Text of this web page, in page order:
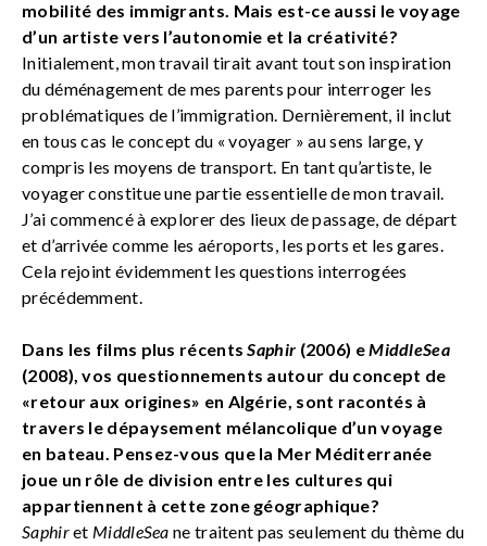
mobilité des immigrants. Mais est-ce aussi le voyage
d’un artiste vers l’autonomie et la créativité?
Initialement, mon travail tirait avant tout son inspiration
du déménagement de mes parents pour interroger les
problématiques de l’immigration. Dernièrement, il inclut
en tous cas le concept du « voyager » au sens large, y
compris les moyens de transport. En tant qu’artiste, le
voyager constitue une partie essentielle de mon travail.
J’ai commencé à explorer des lieux de passage, de départ
et d’arrivée comme les aéroports, les ports et les gares.
Cela rejoint évidemment les questions interrogées
précédemment.
Dans les films plus récentsSaphir (2006) eMiddleSea
(2008), vos questionnements autour du concept de
«retour aux origines» en Algérie, sont racontés à
travers le dépaysement mélancolique d’un voyage
en bateau. Pensez-vous que la Mer Méditerranée
joue un rôle de division entre les cultures qui
appartiennent à cette zone géographique?
Saphiret MiddleSeane traitent pas seulement du thème du